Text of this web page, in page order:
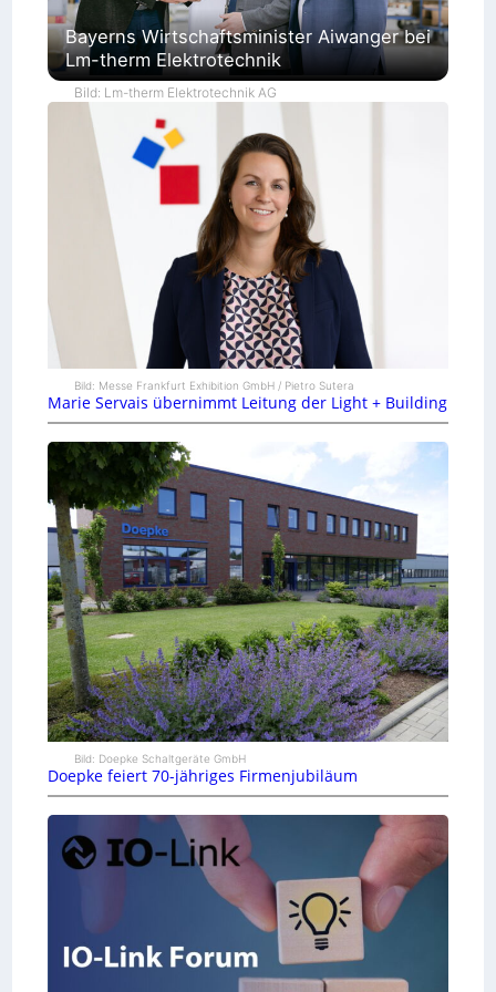
Bayerns Wirtschaftsminister Aiwanger bei
Lm-therm Elektrotechnik
Bild: Lm-therm Elektrotechnik AG
Bild: Messe Frankfurt Exhibition GmbH / Pietro Sutera
Marie Servais übernimmt Leitung der Light + Building
Bild: Doepke Schaltgeräte GmbH
Doepke feiert 70-jähriges Firmenjubiläum